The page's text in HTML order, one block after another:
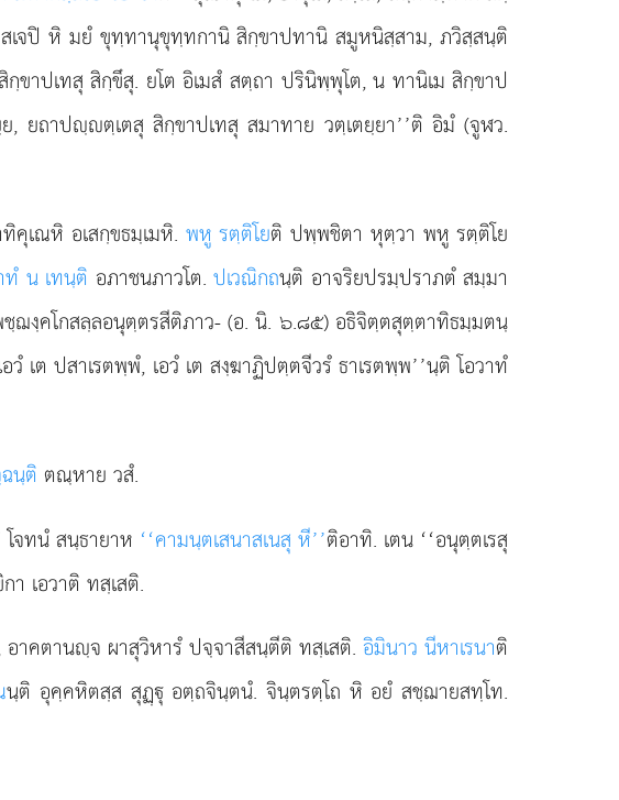
จปิ หิ มยํ ขุทฺทานุขุทฺทกานิ สิกฺขาปทานิ สมูหนิสฺสาม, ภวิสฺสนฺติ
ขาปเทสุ สิกฺขึสุ. ยโต อิเมสํ สตฺถา ปรินิพฺพุโต, น ทานิเม สิกฺขาป
าปฺตฺเตสุ สิกฺขาปเทสุ สมาทาย วตฺเตยฺยา’’ติ อิมํ (จูฬว.
คุเณหิ อเสกฺขธมฺเมหิ. พหู รตฺติโยติ ปพฺพชิตา หุตฺวา พหู รตฺติโย
ทํ น เทนฺติ อภาชนภาวโต.ปเวณิกถนฺติ อาจริยปรมฺปราภตํ สมฺมา
ฌงฺคโกสลฺลอนุตฺตรสีติภาว- (อ. นิ. ๖.๘๕) อธิจิตฺตสุตฺตาทิธมฺมตนฺ
เต ปสาเรตพฺพํ, เอวํ เต สงฺฆาฏิปตฺตจีวรํ ธาเรตพฺพ’’นฺติ โอวาทํ
นฺติ ตณฺหาย วสํ.
จทนํ สนฺธายาห ‘‘คามนฺตเสนาสเนสุ หี’’ติอาทิ. เตน ‘‘อนุตฺตเรสุ
เอวาติ ทสฺเสติ.
อาคตานฺจ ผาสุวิหารํ ปจฺจาสีสนฺตีติ ทสฺเสติ.อิมินาว นีหาเรนาติ
นฺติ อุคฺคหิตสฺส สุฏฺุ อตฺถจินฺตนํ. จินฺตรตฺโถ หิ อยํ สชฺฌายสทฺโท.